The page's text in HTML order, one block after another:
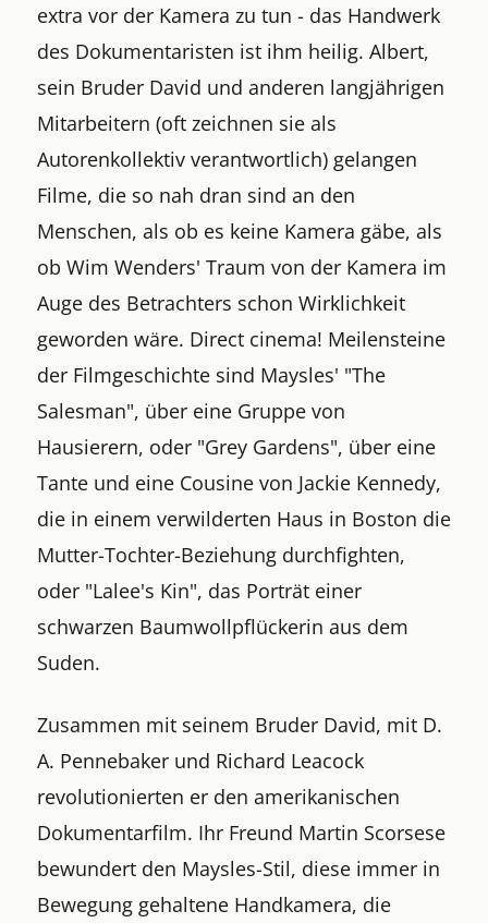
extra vor der Kamera zu tun - das Handwerk
des Dokumentaristen ist ihm heilig. Albert,
sein Bruder David und anderen langjährigen
Mitarbeitern (oft zeichnen sie als
Autorenkollektiv verantwortlich) gelangen
Filme, die so nah dran sind an den
Menschen, als ob es keine Kamera gäbe, als
ob Wim Wenders' Traum von der Kamera im
Auge des Betrachters schon Wirklichkeit
geworden wäre. Direct cinema! Meilensteine
der Filmgeschichte sind Maysles' "The
Salesman", über eine Gruppe von
Hausierern, oder "Grey Gardens", über eine
Tante und eine Cousine von Jackie Kennedy,
die in einem verwilderten Haus in Boston die
Mutter-Tochter-Beziehung durchfighten,
oder "Lalee's Kin", das Porträt einer
schwarzen Baumwollpflückerin aus dem
Suden.
Zusammen mit seinem Bruder David, mit D.
A. Pennebaker und Richard Leacock
revolutionierten er den amerikanischen
Dokumentarfilm. Ihr Freund Martin Scorsese
bewundert den Maysles-Stil, diese immer in
Bewegung gehaltene Handkamera, die